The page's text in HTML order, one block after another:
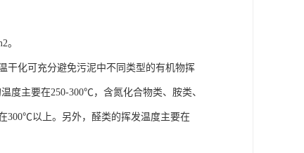
。
干化可充分避免污泥中不同类型的有机物挥
度主要在250-300℃，含氮化合物类、胺类、
300℃以上。另外，醛类的挥发温度主要在